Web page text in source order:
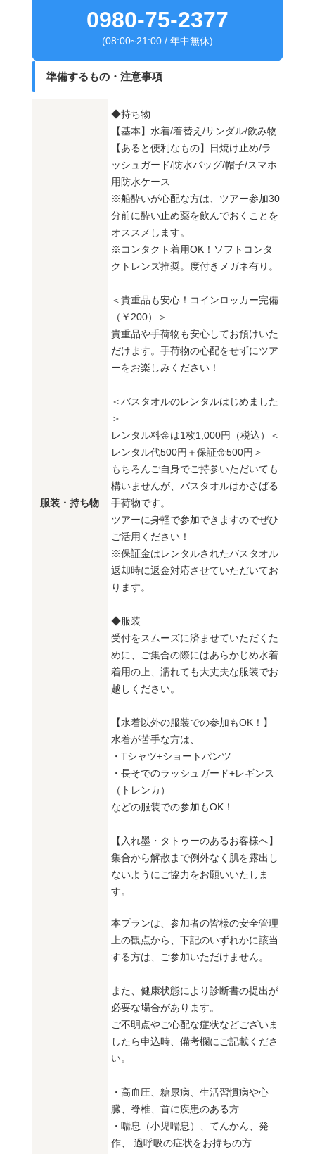
0980-75-2377
(08:00~21:00 / 年中無休)
準備するもの・注意事項
服装・持ち物
◆持ち物
【基本】水着/着替え/サンダル/飲み物
【あると便利なもの】日焼け止め/ラ
ッシュガード/防水バッグ/帽子/スマホ
用防水ケース
※船酔いが心配な方は、ツアー参加30
分前に酔い止め薬を飲んでおくことを
オススメします。
※コンタクト着用OK！ソフトコンタ
クトレンズ推奨。度付きメガネ有り。
＜貴重品も安心！コインロッカー完備
（￥200）＞
貴重品や手荷物も安心してお預けいた
だけます。手荷物の心配をせずにツア
ーをお楽しみください！
＜バスタオルのレンタルはじめました
＞
レンタル料金は1枚1,000円（税込）＜
レンタル代500円＋保証金500円＞
もちろんご自身でご持参いただいても
構いませんが、バスタオルはかさばる
手荷物です。
ツアーに身軽で参加できますのでぜひ
ご活用ください！
※保証金はレンタルされたバスタオル
返却時に返金対応させていただいてお
ります。
◆服装
受付をスムーズに済ませていただくた
めに、ご集合の際にはあらかじめ水着
着用の上、濡れても大丈夫な服装でお
越しください。
【水着以外の服装での参加もOK！】
水着が苦手な方は、
・Tシャツ+ショートパンツ
・長そでのラッシュガード+レギンス
（トレンカ）
などの服装での参加もOK！
【入れ墨・タトゥーのあるお客様へ】
集合から解散まで例外なく肌を露出し
ないようにご協力をお願いいたしま
す。
本プランは、参加者の皆様の安全管理
上の観点から、下記のいずれかに該当
する方は、ご参加いただけません。
また、健康状態により診断書の提出が
必要な場合があります。
ご不明点やご心配な症状などございま
したら申込時、備考欄にご記載くださ
い。
・高血圧、糖尿病、生活習慣病や心
臓、脊椎、首に疾患のある方
・喘息（小児喘息）、てんかん、発
作、 過呼吸の症状をお持ちの方